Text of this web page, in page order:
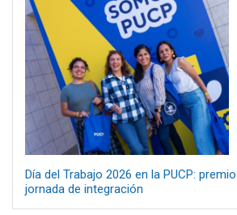
Día del Trabajo 2026 en la PUCP:
jornada de integración